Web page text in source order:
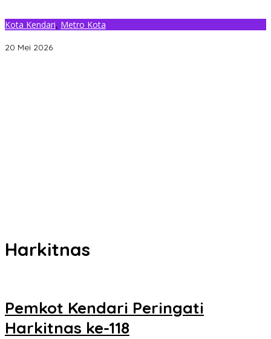
Kota Kendari, Metro Kota
20 Mei 2026
Harkitnas
Pemkot Kendari Peringati
Harkitnas ke-118